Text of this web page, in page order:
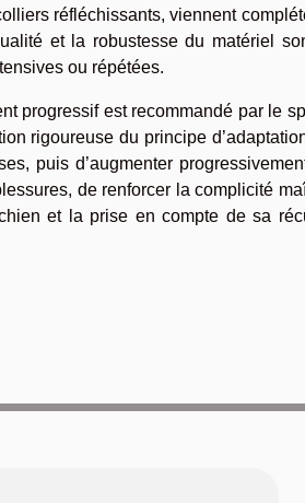
réfléchissants, viennent
et la robustesse du matériel
ou répétées.
progressif est recommandé par le
rigoureuse du principe
puis d’augmenter
de renforcer la complicité
et la prise en compte de sa